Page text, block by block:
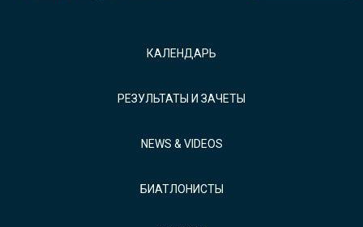
КАЛЕНДАРЬ
РЕЗУЛЬТАТЫ И ЗАЧЕТЫ
NEWS & VIDEOS
БИАТЛОНИСТЫ